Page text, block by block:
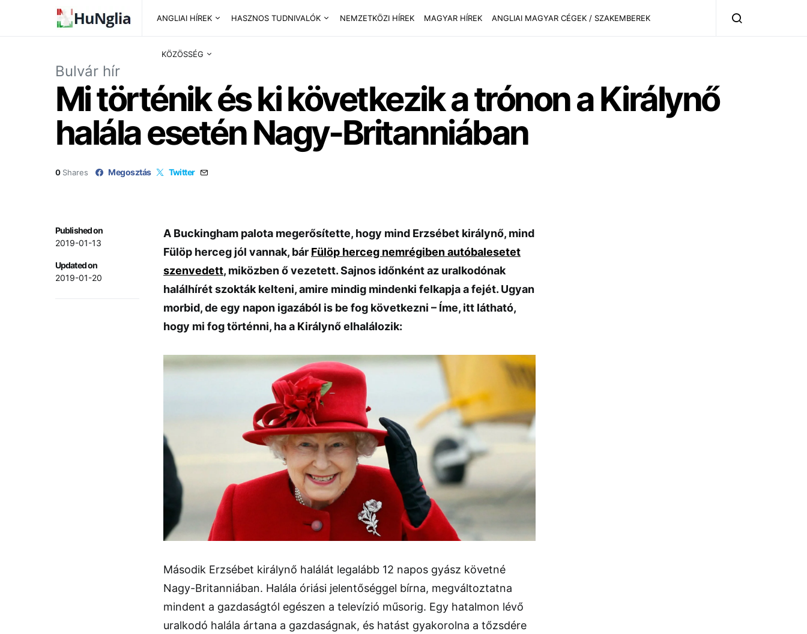
ANGLIAI HÍREK HASZNOS TUDNIVALÓK NEMZETKÖZI HÍREK MAGYAR HÍREK ANGLIAI MAGYAR CÉGEK / SZAKEMBEREK
KÖZÖSSÉG
Bulvár hír
Mi történik és ki következik a trónon a Királynő
halála esetén Nagy-Britanniában
0 Shares Megosztás Twitter
Published on
2019-01-13
Updated on
2019-01-20
A Buckingham palota megerősítette, hogy mind Erzsébet királynő, mind
Fülöp herceg jól vannak, bár Fülöp herceg nemrégiben autóbalesetet
szenvedett, miközben ő vezetett. Sajnos időnként az uralkodónak
halálhírét szokták kelteni, amire mindig mindenki felkapja a fejét. Ugyan
morbid, de egy napon igazából is be fog következni – Íme, itt látható,
hogy mi fog történni, ha a Királynő elhalálozik:
Második Erzsébet királynő halálát legalább 12 napos gyász követné
Nagy-Britanniában. Halála óriási jelentőséggel bírna, megváltoztatna
mindent a gazdaságtól egészen a televízió műsorig. Egy hatalmon lévő
uralkodó halála ártana a gazdaságnak, és hatást gyakorolna a tőzsdére